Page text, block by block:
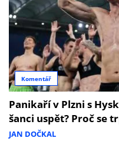
Komentář
Panikaří v Plzni s
šanci uspět? Proč se
JAN DOČKAL